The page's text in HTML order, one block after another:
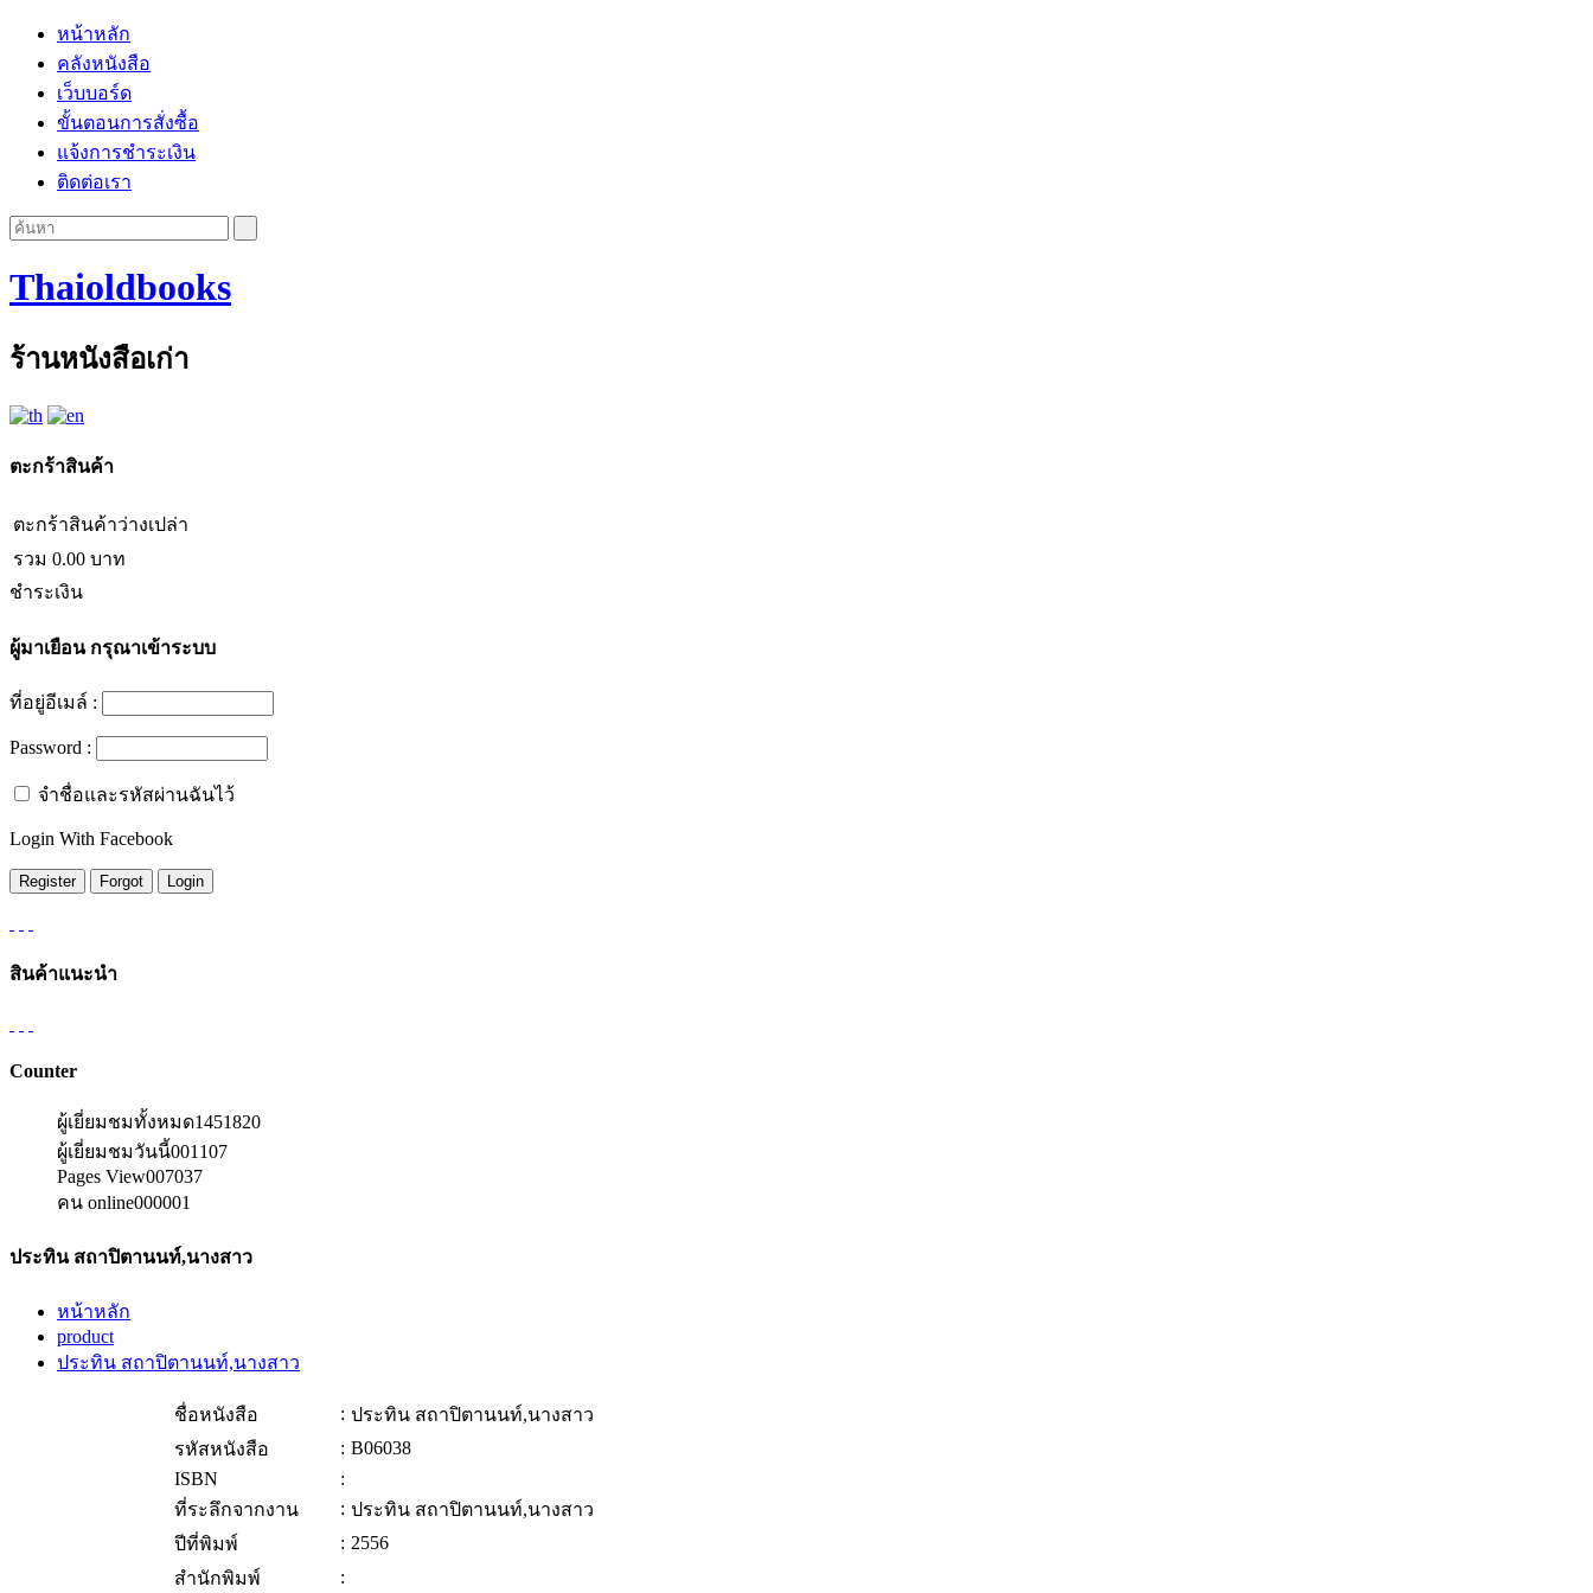
หน้าหลัก
คลังหนังสือ
เว็บบอร์ด
ขั้นตอนการสั่งซื้อ
แจ้งการชำระเงิน
ติดต่อเรา
Thaioldbooks
ร้านหนังสือเก่า
ตะกร้าสินค้า
ตะกร้าสินค้าว่างเปล่า
รวม 0.00 บาท
ชำระเงิน
ผู้มาเยือนกรุณาเข้าระบบ
ที่อยู่อีเมล์ :
Password :
จำชื่อและรหัสผ่านฉันไว้
Login With Facebook
สินค้าแนะนำ
Counter
ผู้เยี่ยมชมทั้งหมด1451820
ผู้เยี่ยมชมวันนี้001107
Pages View007037
คน online000001
ประทิน สถาปิตานนท์,นางสาว
หน้าหลัก
product
ประทิน สถาปิตานนท์,นางสาว
ชื่อหนังสือ : ประทิน สถาปิตานนท์,นางสาว
รหัสหนังสือ
: B06038
ISBN
:
ที่ระลึกจากงาน
: ประทิน สถาปิตานนท์,นางสาว
ปีที่พิมพ์
: 2556
สำนักพิมพ์
: